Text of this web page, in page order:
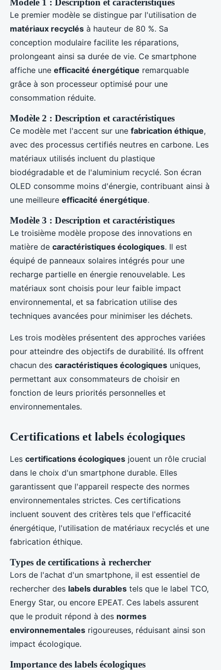
Modèle 1 : Description et caractéristiques
Le premier modèle se distingue par l'utilisation de
matériaux recyclés à hauteur de 80 %. Sa
conception modulaire facilite les réparations,
prolongeant ainsi sa durée de vie. Ce smartphone
affiche une efficacité énergétique remarquable
grâce à son processeur optimisé pour une
consommation réduite.
Modèle 2 : Description et caractéristiques
Ce modèle met l'accent sur une fabrication éthique,
avec des processus certifiés neutres en carbone. Les
matériaux utilisés incluent du plastique
biodégradable et de l'aluminium recyclé. Son écran
OLED consomme moins d'énergie, contribuant ainsi à
une meilleure efficacité énergétique.
Modèle 3 : Description et caractéristiques
Le troisième modèle propose des innovations en
matière de caractéristiques écologiques. Il est
équipé de panneaux solaires intégrés pour une
recharge partielle en énergie renouvelable. Les
matériaux sont choisis pour leur faible impact
environnemental, et sa fabrication utilise des
techniques avancées pour minimiser les déchets.
Les trois modèles présentent des approches variées
pour atteindre des objectifs de durabilité. Ils offrent
chacun des caractéristiques écologiques uniques,
permettant aux consommateurs de choisir en
fonction de leurs priorités personnelles et
environnementales.
Certifications et labels écologiques
Les certifications écologiques jouent un rôle crucial
dans le choix d'un smartphone durable. Elles
garantissent que l'appareil respecte des normes
environnementales strictes. Ces certifications
incluent souvent des critères tels que l'efficacité
énergétique, l'utilisation de matériaux recyclés et une
fabrication éthique.
Types de certifications à rechercher
Lors de l'achat d'un smartphone, il est essentiel de
rechercher des labels durables tels que le label TCO,
Energy Star, ou encore EPEAT. Ces labels assurent
que le produit répond à des normes
environnementales rigoureuses, réduisant ainsi son
impact écologique.
Importance des labels écologiques